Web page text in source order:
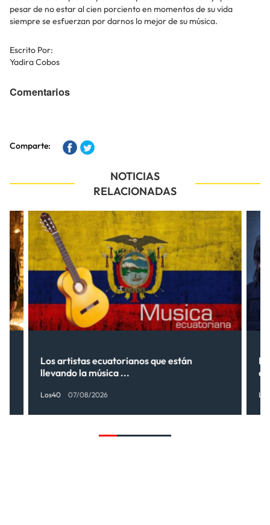
pesar de no estar al cien porciento en momentos de su vida
siempre se esfuerzan por darnos lo mejor de su música.
Escrito Por:
Yadira Cobos
Comentarios
Comparte:
NOTICIAS
RELACIONADAS
Los artistas ecuatorianos que están
llevando la música ...
Los40 07/08/2026